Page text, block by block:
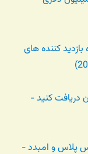
بازدید کننده های
دریافت کنید -
پلاس و امبدد -